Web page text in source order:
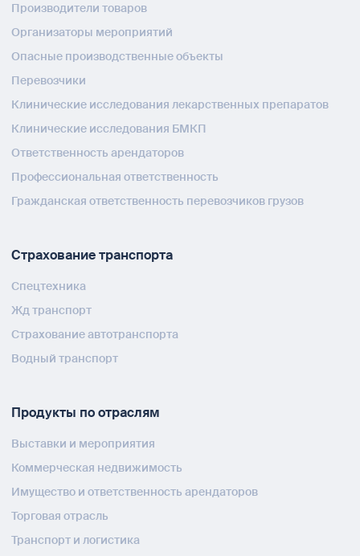
Производители товаров
Организаторы мероприятий
Опасные производственные объекты
Перевозчики
Клинические исследования лекарственных препаратов
Клинические исследования БМКП
Ответственность арендаторов
Профессиональная ответственность
Гражданская ответственность перевозчиков грузов
Страхование транспорта
Спецтехника
Жд транспорт
Страхование автотранспорта
Водный транспорт
Продукты по отраслям
Выставки и мероприятия
Коммерческая недвижимость
Имущество и ответственность арендаторов
Торговая отрасль
Транспорт и логистика